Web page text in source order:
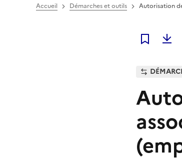
Accueil Démarches et outils Autorisation
Ajouter à